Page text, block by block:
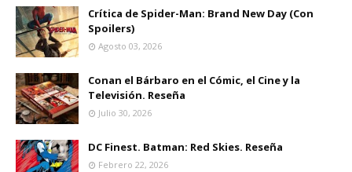
Crítica de Spider-Man: Brand New Day (Con
Spoilers)
Agosto 03, 2026
Conan el Bárbaro en el Cómic, el Cine y la
Televisión. Reseña
Julio 30, 2026
DC Finest. Batman: Red Skies. Reseña
Febrero 22, 2026